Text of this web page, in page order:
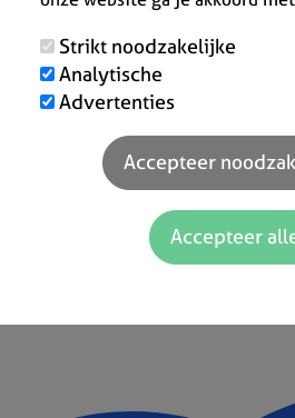
Peter Vleugels
★ ★ ★ ★ ★
Strikt noodzakelijke
Analytische
Advertenties